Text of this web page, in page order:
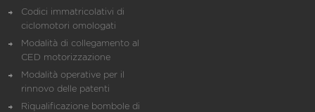
Codici immatricolativi di
ciclomotori omologati
Modalità di collegamento al
CED motorizzazione
Modalità operative per il
rinnovo delle patenti
Riqualificazione bombole di